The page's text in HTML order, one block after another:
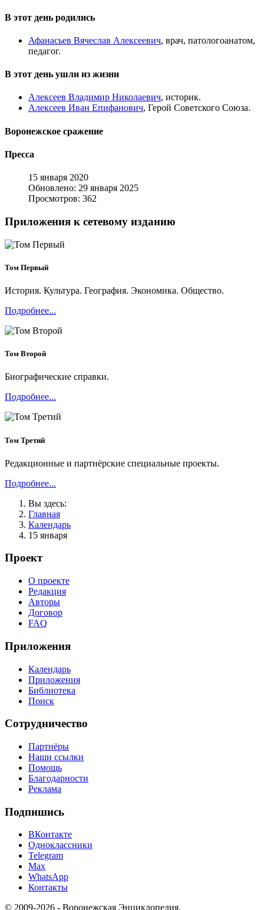
В этот день родились
Афанасьев Вячеслав Алексеевич, врач, патологоанатом,
педагог.
В этот день ушли из жизни
Алексеев Владимир Николаевич, историк.
Алексеев Иван Епифанович, Герой Советского Союза.
Воронежское сражение
Пресса
15 января 2020
Обновлено: 29 января 2025
Просмотров: 362
Приложения к сетевому изданию
Том Первый
История. Культура. География. Экономика. Общество.
Подробнее...
Том Второй
Биографические справки.
Подробнее...
Том Третий
Редакционные и партнёрские специальные проекты.
Подробнее...
Вы здесь:
Главная
Календарь
15 января
Проект
О проекте
Редакция
Авторы
Договор
FAQ
Приложения
Календарь
Приложения
Библиотека
Поиск
Сотрудничество
Партнёры
Наши ссылки
Помощь
Благодарности
Реклама
Подпишись
ВКонтакте
Одноклассники
Telegram
Max
WhatsApp
Контакты
© 2009-2026 - Воронежская Энциклопедия.